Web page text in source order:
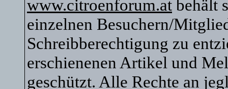
www.citroenforum.at behält
einzelnen Besuchern/
Schreibberechtigung zu
erschienenen Artikel und
geschützt. Alle Rechte an